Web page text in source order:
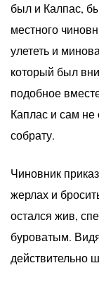
был и Калпас,
местного
улететь и
который был
подобное
Каплас и сам не
собрату.
Чиновник
жерлах и
остался жив,
буроватым.
действительно